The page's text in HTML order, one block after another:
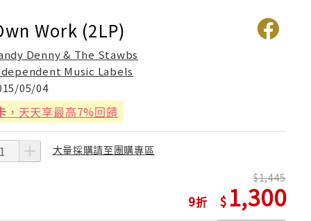
Work (2LP)
Denny & The Stawbs
Music Labels
05/04
，天天享最高7%回饋
大量採購請至團購專區
9
1,445
1,300